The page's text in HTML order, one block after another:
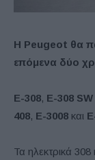
Η Peugeot θα
επόμενα δύο
E-308, E-308 SW
408, E-3008 και
Τα ηλεκτρικά